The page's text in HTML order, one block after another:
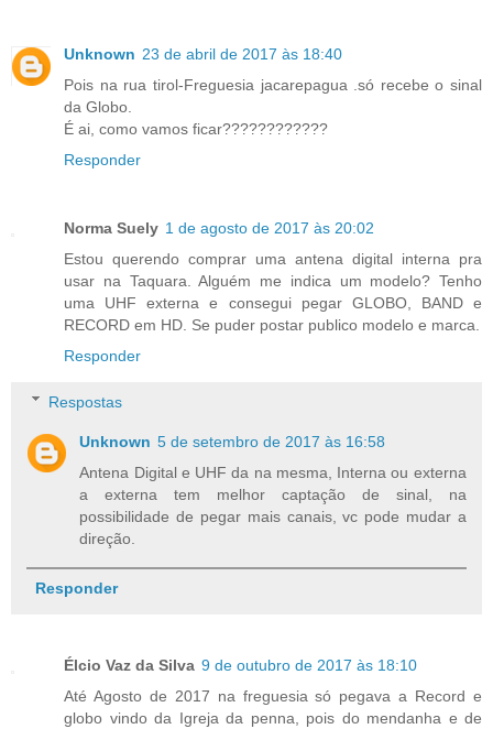
Unknown 23 de abril de 2017 às 18:40
Pois na rua tirol-Freguesia jacarepagua .só recebe o sinal
da Globo.
É ai, como vamos ficar????????????
Responder
Norma Suely 1 de agosto de 2017 às 20:02
Estou querendo comprar uma antena digital interna pra
usar na Taquara. Alguém me indica um modelo? Tenho
uma UHF externa e consegui pegar GLOBO, BAND e
RECORD em HD. Se puder postar publico modelo e marca.
Responder
Respostas
Unknown 5 de setembro de 2017 às 16:58
Antena Digital e UHF da na mesma, Interna ou externa
a externa tem melhor captação de sinal, na
possibilidade de pegar mais canais, vc pode mudar a
direção.
Responder
Élcio Vaz da Silva 9 de outubro de 2017 às 18:10
Até Agosto de 2017 na freguesia só pegava a Record e
globo vindo da Igreja da penna, pois do mendanha e de